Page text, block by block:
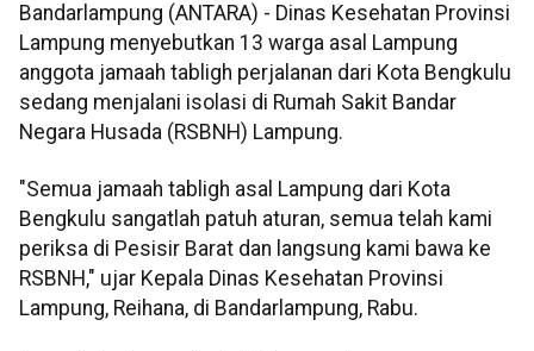
Bandarlampung (ANTARA) - Dinas Kesehatan Provinsi
Lampung menyebutkan 13 warga asal Lampung
anggota jamaah tabligh perjalanan dari Kota Bengkulu
sedang menjalani isolasi di Rumah Sakit Bandar
Negara Husada (RSBNH) Lampung.
"Semua jamaah tabligh asal Lampung dari Kota
Bengkulu sangatlah patuh aturan, semua telah kami
periksa di Pesisir Barat dan langsung kami bawa ke
RSBNH," ujar Kepala Dinas Kesehatan Provinsi
Lampung, Reihana, di Bandarlampung, Rabu.